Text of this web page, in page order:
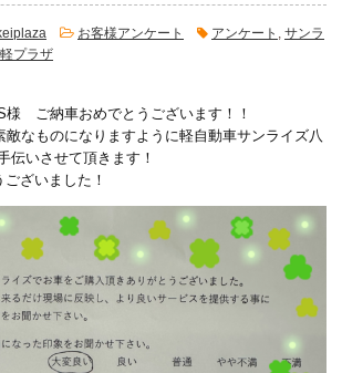
お客様アンケート アンケート
サンラ
軽プラザ
様 ご納車おめでとうございます！！
敵なものになりますように軽自動車サンライズ八
伝いさせて頂きます！
ざいました！